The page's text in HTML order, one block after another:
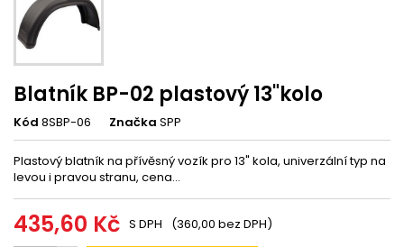
Blatník BP-02 plastový 13"kolo
Kód 8SBP-06 Značka SPP
Plastový blatník na přívěsný vozík pro 13" kola, univerzální typ na
levou i pravou stranu, cena...
435,60 Kč S DPH (360,00 bez DPH)